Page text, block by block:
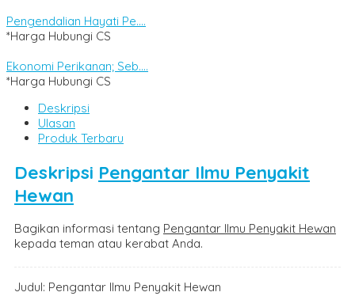
Pengendalian Hayati Pe....
*Harga Hubungi CS
Ekonomi Perikanan; Seb....
*Harga Hubungi CS
Deskripsi
Ulasan
Produk Terbaru
Deskripsi Pengantar Ilmu Penyakit
Hewan
Bagikan informasi tentang Pengantar Ilmu Penyakit Hewan
kepada teman atau kerabat Anda.
Judul: Pengantar Ilmu Penyakit Hewan